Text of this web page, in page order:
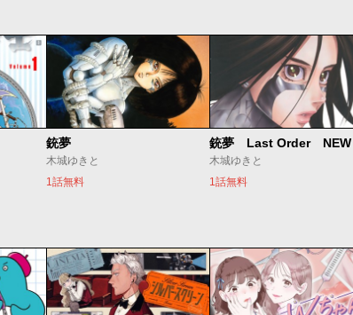
銃夢
木城ゆきと
1話無料
木城ゆきと
1話無料